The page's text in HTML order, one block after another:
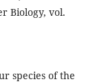
Biology, vol.
species of the